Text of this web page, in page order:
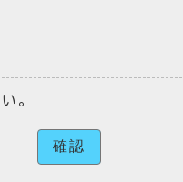
。
確認